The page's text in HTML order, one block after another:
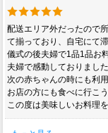
配送エリア外だったので
て揃っており、自宅にて
儀式の後夫婦で1品1品お
夫婦で感動しておりました
次の赤ちゃんの時にも利
お店の方にも食べに行こ
この度は美味しいお料理